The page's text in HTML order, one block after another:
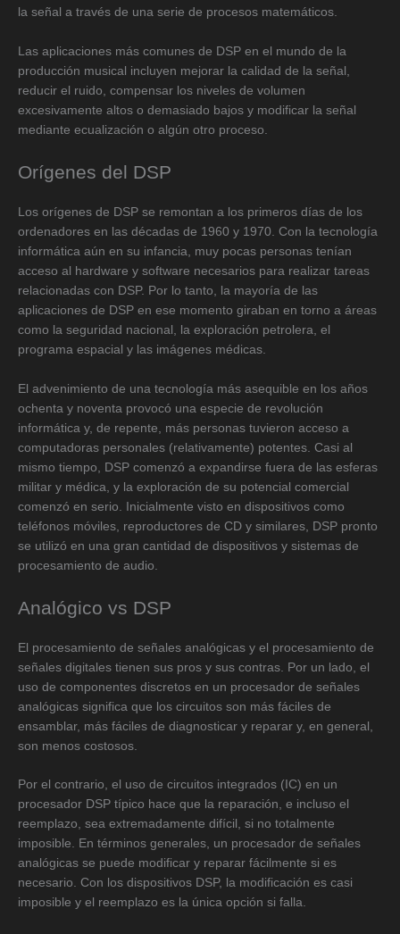
la señal a través de una serie de procesos matemáticos.
Las aplicaciones más comunes de DSP en el mundo de la
producción musical incluyen mejorar la calidad de la señal,
reducir el ruido, compensar los niveles de volumen
excesivamente altos o demasiado bajos y modificar la señal
mediante ecualización o algún otro proceso.
Orígenes del DSP
Los orígenes de DSP se remontan a los primeros días de los
ordenadores en las décadas de 1960 y 1970. Con la tecnología
informática aún en su infancia, muy pocas personas tenían
acceso al hardware y software necesarios para realizar tareas
relacionadas con DSP. Por lo tanto, la mayoría de las
aplicaciones de DSP en ese momento giraban en torno a áreas
como la seguridad nacional, la exploración petrolera, el
programa espacial y las imágenes médicas.
El advenimiento de una tecnología más asequible en los años
ochenta y noventa provocó una especie de revolución
informática y, de repente, más personas tuvieron acceso a
computadoras personales (relativamente) potentes. Casi al
mismo tiempo, DSP comenzó a expandirse fuera de las esferas
militar y médica, y la exploración de su potencial comercial
comenzó en serio. Inicialmente visto en dispositivos como
teléfonos móviles, reproductores de CD y similares, DSP pronto
se utilizó en una gran cantidad de dispositivos y sistemas de
procesamiento de audio.
Analógico vs DSP
El procesamiento de señales analógicas y el procesamiento de
señales digitales tienen sus pros y sus contras. Por un lado, el
uso de componentes discretos en un procesador de señales
analógicas significa que los circuitos son más fáciles de
ensamblar, más fáciles de diagnosticar y reparar y, en general,
son menos costosos.
Por el contrario, el uso de circuitos integrados (IC) en un
procesador DSP típico hace que la reparación, e incluso el
reemplazo, sea extremadamente difícil, si no totalmente
imposible. En términos generales, un procesador de señales
analógicas se puede modificar y reparar fácilmente si es
necesario. Con los dispositivos DSP, la modificación es casi
imposible y el reemplazo es la única opción si falla.